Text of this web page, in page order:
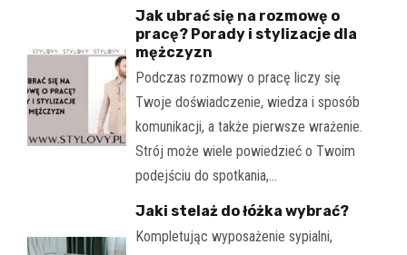
Jak ubrać się na rozmowę o
pracę? Porady i stylizacje dla
mężczyzn
Podczas rozmowy o pracę liczy się
Twoje doświadczenie, wiedza i sposób
komunikacji, a także pierwsze wrażenie.
Strój może wiele powiedzieć o Twoim
podejściu do spotkania,…
Jaki stelaż do łóżka wybrać?
Kompletując wyposażenie sypialni,